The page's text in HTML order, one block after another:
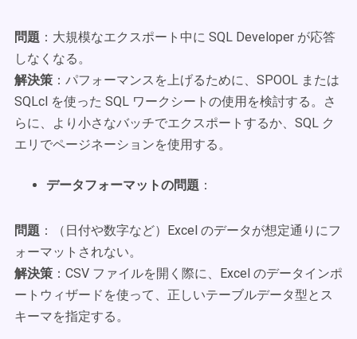
問題 ：大規模なエクスポート中に SQL Developer が応答
しなくなる。
解決策 ：パフォーマンスを上げるために、SPOOL または
SQLcl を使った SQL ワークシートの使用を検討する。さ
らに、より小さなバッチでエクスポートするか、SQL ク
エリでページネーションを使用する。
データフォーマットの問題 ：
問題 ：（日付や数字など）Excel のデータが想定通りにフ
ォーマットされない。
解決策 ：CSV ファイルを開く際に、Excel のデータインポ
ートウィザードを使って、正しいテーブルデータ型とス
キーマを指定する。